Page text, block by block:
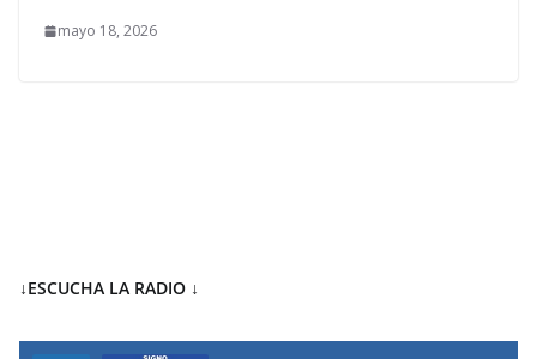
mayo 18, 2026
↓ESCUCHA LA RADIO ↓